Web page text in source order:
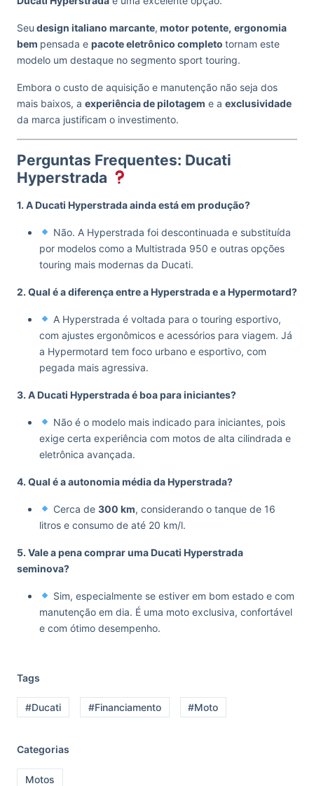
Seu design italiano marcante, motor potente, ergonomia
bem pensada e pacote eletrônico completo tornam este
modelo um destaque no segmento sport touring.
Embora o custo de aquisição e manutenção não seja dos
mais baixos, a experiência de pilotagem e a exclusividade
da marca justificam o investimento.
Perguntas Frequentes: Ducati
Hyperstrada
1. A Ducati Hyperstrada ainda está em produção?
Não. A Hyperstrada foi descontinuada e substituída
por modelos como a Multistrada 950 e outras opções
touring mais modernas da Ducati.
2. Qual é a diferença entre a Hyperstrada e a Hypermotard?
A Hyperstrada é voltada para o touring esportivo,
com ajustes ergonômicos e acessórios para viagem. Já
a Hypermotard tem foco urbano e esportivo, com
pegada mais agressiva.
3. A Ducati Hyperstrada é boa para iniciantes?
Não é o modelo mais indicado para iniciantes, pois
exige certa experiência com motos de alta cilindrada e
eletrônica avançada.
4. Qual é a autonomia média da Hyperstrada?
Cerca de 300 km, considerando o tanque de 16
litros e consumo de até 20 km/l.
5. Vale a pena comprar uma Ducati Hyperstrada
seminova?
Sim, especialmente se estiver em bom estado e com
manutenção em dia. É uma moto exclusiva, confortável
e com ótimo desempenho.
Tags
#Ducati #Financiamento #Moto
Categorias
Motos